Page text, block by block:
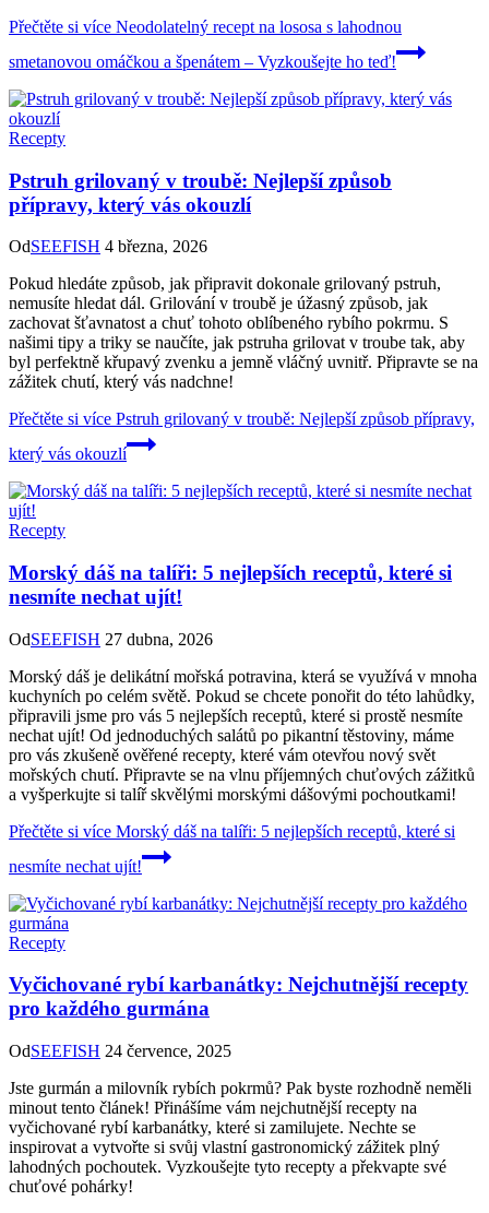
Přečtěte si více Neodolatelný recept na lososa s lahodnou
smetanovou omáčkou a špenátem – Vyzkoušejte ho teď!
Recepty
Pstruh grilovaný v troubě: Nejlepší způsob
přípravy, který vás okouzlí
OdSEEFISH 4 března, 2026
Pokud hledáte způsob, jak připravit dokonale grilovaný pstruh,
nemusíte hledat dál. Grilování v troubě je úžasný způsob, jak
zachovat šťavnatost a chuť tohoto oblíbeného rybího pokrmu. S
našimi tipy a triky se naučíte, jak pstruha grilovat v troube tak, aby
byl perfektně křupavý zvenku a jemně vláčný uvnitř. Připravte se na
zážitek chutí, který vás nadchne!
Přečtěte si více Pstruh grilovaný v troubě: Nejlepší způsob přípravy,
který vás okouzlí
Recepty
Morský dáš na talíři: 5 nejlepších receptů, které si
nesmíte nechat ujít!
OdSEEFISH 27 dubna, 2026
Morský dáš je delikátní mořská potravina, která se využívá v mnoha
kuchyních po celém světě. Pokud se chcete ponořit do této lahůdky,
připravili jsme pro vás 5 nejlepších receptů, které si prostě nesmíte
nechat ujít! Od jednoduchých salátů po pikantní těstoviny, máme
pro vás zkušeně ověřené recepty, které vám otevřou nový svět
mořských chutí. Připravte se na vlnu příjemných chuťových zážitků
a vyšperkujte si talíř skvělými morskými dášovými pochoutkami!
Přečtěte si více Morský dáš na talíři: 5 nejlepších receptů, které si
nesmíte nechat ujít!
Recepty
Vyčichované rybí karbanátky: Nejchutnější recepty
pro každého gurmána
OdSEEFISH 24 července, 2025
Jste gurmán a milovník rybích pokrmů? Pak byste rozhodně neměli
minout tento článek! Přinášíme vám nejchutnější recepty na
vyčichované rybí karbanátky, které si zamilujete. Nechte se
inspirovat a vytvořte si svůj vlastní gastronomický zážitek plný
lahodných pochoutek. Vyzkoušejte tyto recepty a překvapte své
chuťové pohárky!